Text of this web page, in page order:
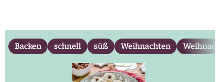
Backen schnell süß Weihnachten